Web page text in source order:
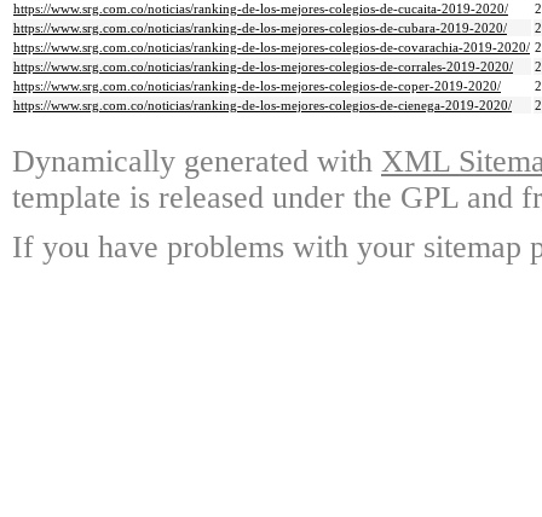
https://www.srg.com.co/noticias/ranking-de-los-mejores-colegios-de-cucaita-2019-2020/
https://www.srg.com.co/noticias/ranking-de-los-mejores-colegios-de-cubara-2019-2020/
https://www.srg.com.co/noticias/ranking-de-los-mejores-colegios-de-covarachia-2019-2020/
https://www.srg.com.co/noticias/ranking-de-los-mejores-colegios-de-corrales-2019-2020/
https://www.srg.com.co/noticias/ranking-de-los-mejores-colegios-de-coper-2019-2020/
https://www.srg.com.co/noticias/ranking-de-los-mejores-colegios-de-cienega-2019-2020/
Dynamically generated with XML
template is released under the GPL and
If you have problems with your sitemap